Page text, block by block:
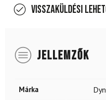
Visszaküldési
JELLEMZŐK
Márka